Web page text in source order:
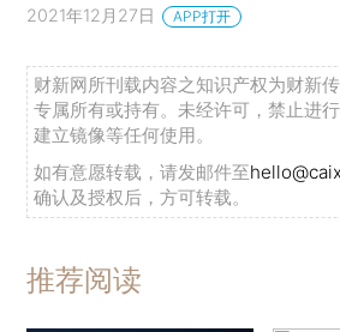
2021年12月27日 APP打开
财新网所刊载内容之知识产权为财新
专属所有或持有。未经许可，禁止进
建立镜像等任何使用。
如有意愿转载，请发邮件至
确认及授权后，方可转载。
推荐阅读